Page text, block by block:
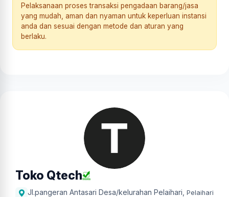
Pelaksanaan proses transaksi pengadaan barang/jasa
yang mudah, aman dan nyaman untuk keperluan instansi
anda dan sesuai dengan metode dan aturan yang
berlaku.
Toko Qtech
Jl.pangeran Antasari Desa/kelurahan Pelaihari Pelaihari